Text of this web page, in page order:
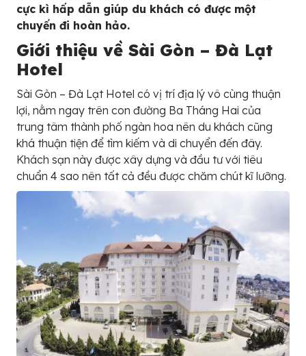
cực kì hấp dẫn giúp du khách có được một
chuyến đi hoàn hảo.
Giới thiệu về Sài Gòn – Đà Lạt
Hotel
Sài Gòn – Đà Lạt Hotel có vị trí địa lý vô cùng thuận
lợi, nằm ngay trên con đường Ba Tháng Hai của
trung tâm thành phố ngàn hoa nên du khách cũng
khá thuận tiện để tìm kiếm và di chuyển đến đây.
Khách sạn này được xây dựng và đầu tư với tiêu
chuẩn 4 sao nên tất cả đều được chăm chút kĩ lưỡng.